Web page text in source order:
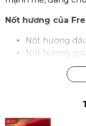
Nốt hương của
Nốt hương
Nốt hương
Hương đại
Nốt hương